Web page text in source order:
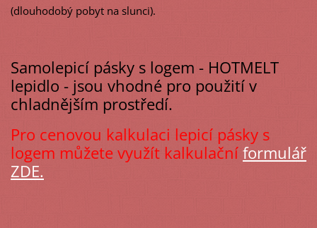
(dlouhodobý pobyt na slunci).
Samolepicí pásky s logem - HOTMELT
lepidlo - jsou vhodné pro použití v
chladnějším prostředí.
Pro cenovou kalkulaci lepicí pásky s
logem můžete využít kalkulačníformulář
ZDE.